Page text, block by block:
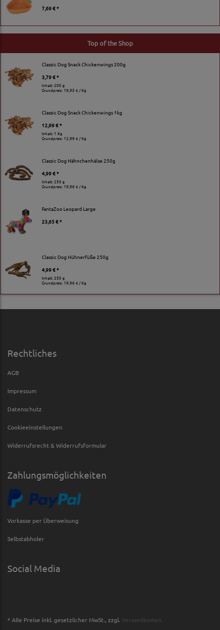
7,69 € *
Top of the Shop
Classic Dog Snack Chickenwings 200g
3,79 € *
Inhalt: 200 g
Grundpreis: 18,95 € / Kg
Classic Dog Snack Chickenwings 1kg
12,99 € *
Inhalt: 1 Kg
Grundpreis: 12,99 € / Kg
Classic Dog Hähnchenhälse 250g
4,99 € *
Inhalt: 250 g
Grundpreis: 19,96 € / Kg
FantaZoo Leopard Large
23,65 € *
Classic Dog Hühnerfüße 250g
4,99 € *
Inhalt: 250 g
Grundpreis: 19,96 € / Kg
Rechtliches
AGB
Impressum
Datenschutz
Cookieeinstellungen
Widerrufsrecht & Widerrufsformular
Zahlungsmöglichkeiten
Vorkasse per Überweisung
Selbstabholer
Social Media
* Alle Preise inkl. gesetzlicher MwSt., zzgl. Versandkosten